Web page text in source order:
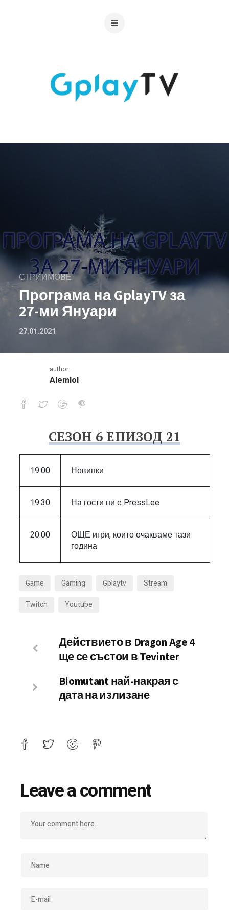
СТРИИМОВЕ
Програма на GplayTV за
27-ми Януари
27.01.2021
author:
Alemlol
Програма на GplayTV за 27-ми
СЕЗОН 6 ЕПИЗОД 21
19:00 Новинки
19:30 На гости ни е PressLee
20:00
ОЩЕ игри, които очакваме тази
година
Game Gaming Gplaytv
Stream
Twitch
Youtube
Действието в Dragon Age 4
ще се състои в Tevinter
Biomutant най-накрая с
дата на излизане
Leave a comment